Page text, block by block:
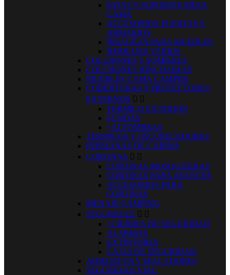
PATAS Y SOPORTES MESA
CAMA
ACCESORIOS PUERTAS Y
ARMARIOS
BISAGRAS PARA MUEBLES
HERRAJES VARIOS
COLCHONES Y SOMIERES
COLCHONES HINCHABLES
MUEBLES CAMA CAMPER
COBERTURAS Y PROTECTORES
EXTERNOS  
TERMICO EXTERIOR
FUNDAS
+ALFOMBRAS
TERMICOS Y OSCURECEDORES
PERSIANAS DE CABINA
CORTINAS  
CORTINAS MOSQUITERAS
CORTINAS PARA AVANCES
ACCESORIOS PARA
CORTINAS
MENAJE CAMPING
SEGURIDAD  
+CIERRES DE SEGURIDAD
ALARMAS
EXTINTORES
CAJAS DE SEGURIDAD
ADHESIVOS Y SELLADORES
SEGURIDAD VIAL